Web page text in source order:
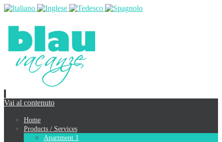
Vai al contenuto
Home
Products / Services
Apartment 1